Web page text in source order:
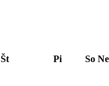
Št Pi So Ne